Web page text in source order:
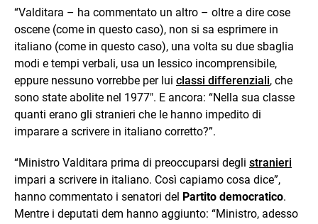
“Valditara – ha commentato un altro – oltre a dire cose
oscene (come in questo caso), non si sa esprimere in
italiano (come in questo caso), una volta su due sbaglia
modi e tempi verbali, usa un lessico incomprensibile,
eppure nessuno vorrebbe per lui classi differenziali, che
sono state abolite nel 1977″. E ancora: “Nella sua classe
quanti erano gli stranieri che le hanno impedito di
imparare a scrivere in italiano corretto?”.
“Ministro Valditara prima di preoccuparsi degli stranieri
impari a scrivere in italiano. Così capiamo cosa dice”,
hanno commentato i senatori del Partito democratico.
Mentre i deputati dem hanno aggiunto: “Ministro, adesso